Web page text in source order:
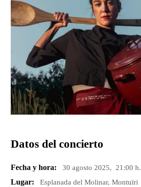
Datos del concierto
Fecha y hora: 30 agosto 2025, 21:00 h.
Lugar: Esplanada del Molinar, Montuïri